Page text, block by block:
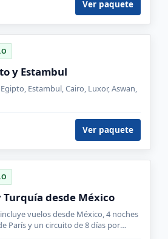
Ver paquete
y Estambul
Estambul, Cairo, Luxor, Aswan,
Ver paquete
Turquía desde México
vuelos desde México, 4 noches
París y un circuito de 8 días por